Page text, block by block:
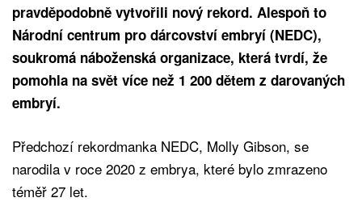
pravděpodobně vytvořili nový rekord. Alespoň to
Národní centrum pro dárcovství embryí (NEDC),
soukromá náboženská organizace, která tvrdí, že
pomohla na svět více než 1 200 dětem z darovaných
embryí.
Předchozí rekordmanka NEDC, Molly Gibson, se
narodila v roce 2020 z embrya, které bylo zmrazeno
téměř 27 let.